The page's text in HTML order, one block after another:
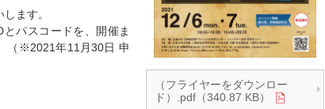
ます。
パスコードを、開催ま
（※2021年11月30日 申
（フライヤーをダウンロー
ド）.pdf（340.87 KB）